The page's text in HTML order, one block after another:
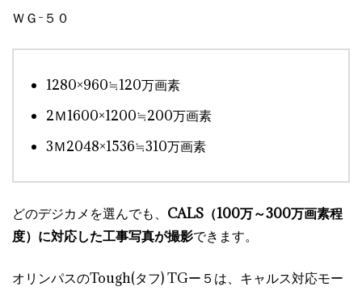
ＷＧ-５０
1280×960≒120万画素
2Ｍ1600×1200≒200万画素
3Ｍ2048×1536≒310万画素
どのデジカメを選んでも、 CALS（100万～300万画素程
度）に対応した工事写真が撮影できます。
オリンパスのTough(タフ) TGー５は、キャルス対応モー